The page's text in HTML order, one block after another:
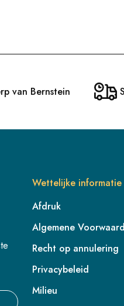
van Bernstein
Wettelijke informatie
Afdruk
Algemene
Recht op annulering
Privacybeleid
Milieu